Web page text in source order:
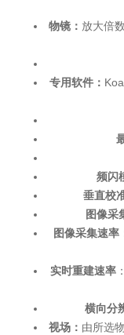
物镜： 放大倍
专用软件：
频闪
垂直校
图像采
图像采集速率
实时重建速率
横向分
视场： 由所选